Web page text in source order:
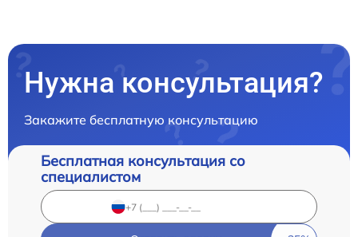
Нужна консультация?
Закажите бесплатную консультацию
Бесплатная консультация со
специалистом